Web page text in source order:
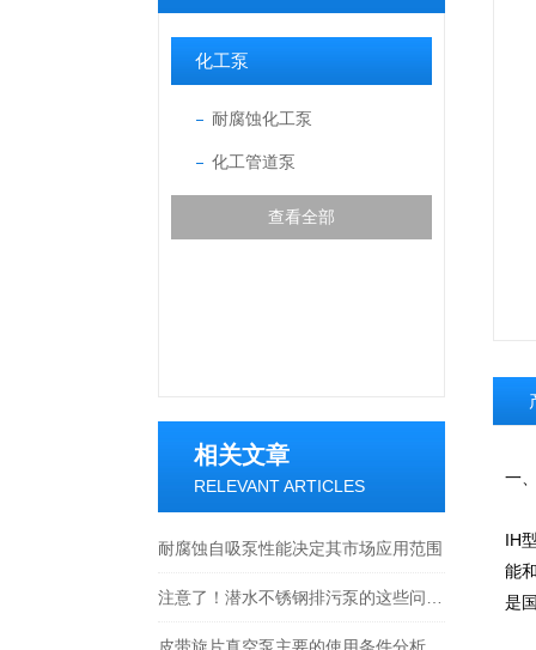
化工泵
耐腐蚀化工泵
化工管道泵
查看全部
相关文章
RELEVANT ARTICLES
耐腐蚀自吸泵性能决定其市场应用范围
一
IH
能
是